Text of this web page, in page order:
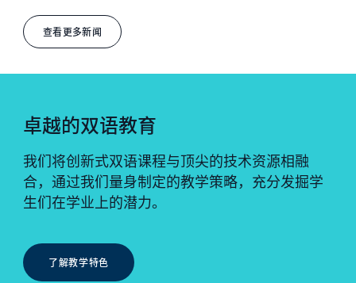
查看更多新闻
卓越的双语教育
我们将创新式双语课程与顶尖的技术资源相融
合，通过我们量身制定的教学策略，充分发掘学
生们在学业上的潜力。
了解教学特色